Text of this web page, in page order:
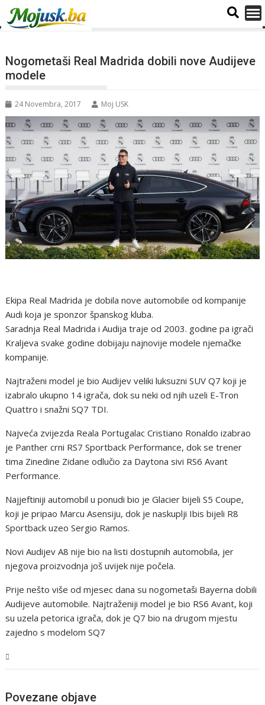
Nogometaši Real Madrida dobili nove Audijeve
modele
24 Novembra, 2017 Moj USK
Ekipa Real Madrida je dobila nove automobile od kompanije
Audi koja je sponzor španskog kluba.
Saradnja Real Madrida i Audija traje od 2003. godine pa igrači
Kraljeva svake godine dobijaju najnovije modele njemačke
kompanije.
Najtraženi model je bio Audijev veliki luksuzni SUV Q7 koji je
izabralo ukupno 14 igrača, dok su neki od njih uzeli E-Tron
Quattro i snažni SQ7 TDI.
Najveća zvijezda Reala Portugalac Cristiano Ronaldo izabrao
je Panther crni RS7 Sportback Performance, dok se trener
tima Zinedine Zidane odlučio za Daytona sivi RS6 Avant
Performance.
Najjeftiniji automobil u ponudi bio je Glacier bijeli S5 Coupe,
koji je pripao Marcu Asensiju, dok je naskuplji Ibis bijeli R8
Sportback uzeo Sergio Ramos.
Novi Audijev A8 nije bio na listi dostupnih automobila, jer
njegova proizvodnja još uvijek nije počela.
Prije nešto više od mjesec dana su nogometaši Bayerna dobili
Audijeve automobile. Najtraženiji model je bio RS6 Avant, koji
su uzela petorica igrača, dok je Q7 bio na drugom mjestu
zajedno s modelom SQ7
Povezane objave